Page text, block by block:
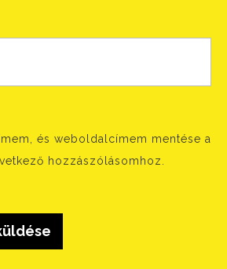
és weboldalcímem mentése a
hozzászólásomhoz.